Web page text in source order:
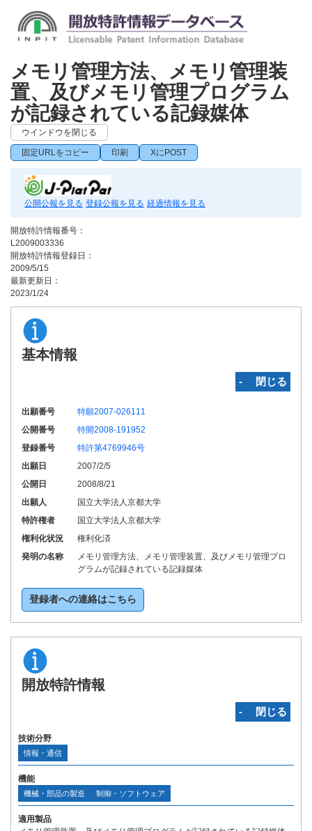
メモリ管理方法、メモリ管理装
置、及びメモリ管理プログラム
が記録されている記録媒体
ウインドウを閉じる
固定URLをコピー 印刷 XにPOST
公開公報を見る 登録公報を見る 経過情報を見る
開放特許情報番号：
L2009003336
開放特許情報登録日：
2009/5/15
最新更新日：
2023/1/24
基本情報
‐ 閉じる
出願番号
特願2007-026111
公開番号
特開2008-191952
登録番号
特許第4769946号
出願日
2007/2/5
公開日
2008/8/21
出願人
国立大学法人京都大学
特許権者
国立大学法人京都大学
権利化状況
権利化済
発明の名称
メモリ管理方法、メモリ管理装置、及びメモリ管理プロ
グラムが記録されている記録媒体
登録者への連絡はこちら
開放特許情報
‐ 閉じる
技術分野
情報・通信
機能
機械・部品の製造 制御・ソフトウェア
適用製品